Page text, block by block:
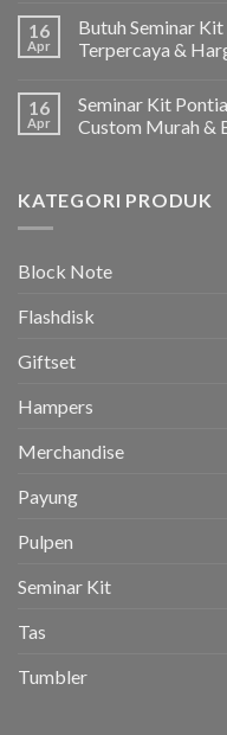
16
Apr
Butuh Seminar
Terpercaya &
16
Apr
Seminar Kit
Custom Murah &
KATEGORI PRODUK
Block Note
Flashdisk
Giftset
Hampers
Merchandise
Payung
Pulpen
Seminar Kit
Tas
Tumbler